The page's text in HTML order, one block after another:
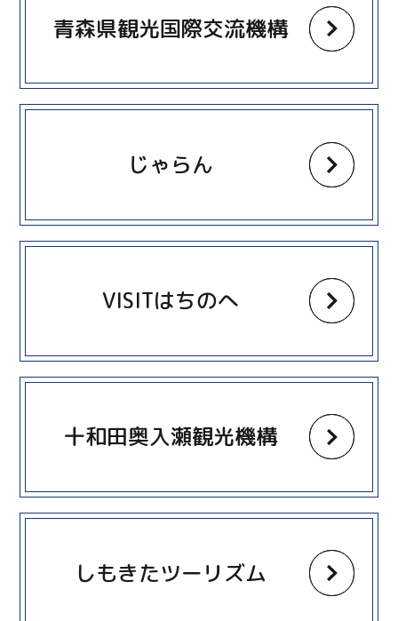
青森県観光国際交流機構
じゃらん
more
VISITはちのへ
more
十和田奥入瀬観光機構
more
しもきたツーリズム
more